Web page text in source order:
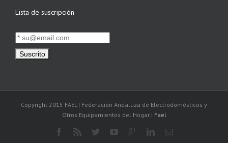
Lista de suscripción
Copyright 2015 FAEL | Federación Andaluza de Electrodomésticos y
Otros Equipamientos del Hogar | Fael